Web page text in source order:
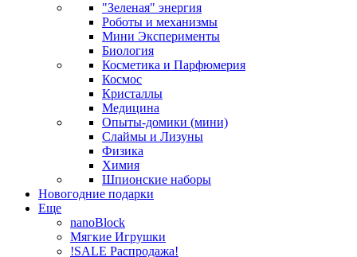
"Зеленая" энергия
Роботы и механизмы
Мини Эксперименты
Биология
Косметика и Парфюмерия
Космос
Кристаллы
Медицина
Опыты-домики (мини)
Слаймы и Лизуны
Физика
Химия
Шпионские наборы
Новогодние подарки
Еще
nanoBlock
Мягкие Игрушки
!SALE Распродажа!